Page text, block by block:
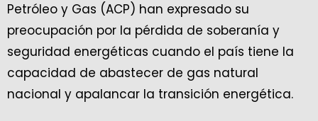
Petróleo y Gas (ACP) han expresado su
preocupación por la pérdida de soberanía y
seguridad energéticas cuando el país tiene la
capacidad de abastecer de gas natural
nacional y apalancar la transición energética.